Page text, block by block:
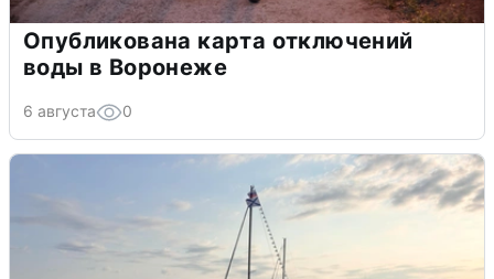
Опубликована карта отключений
воды в Воронеже
6 августа 0